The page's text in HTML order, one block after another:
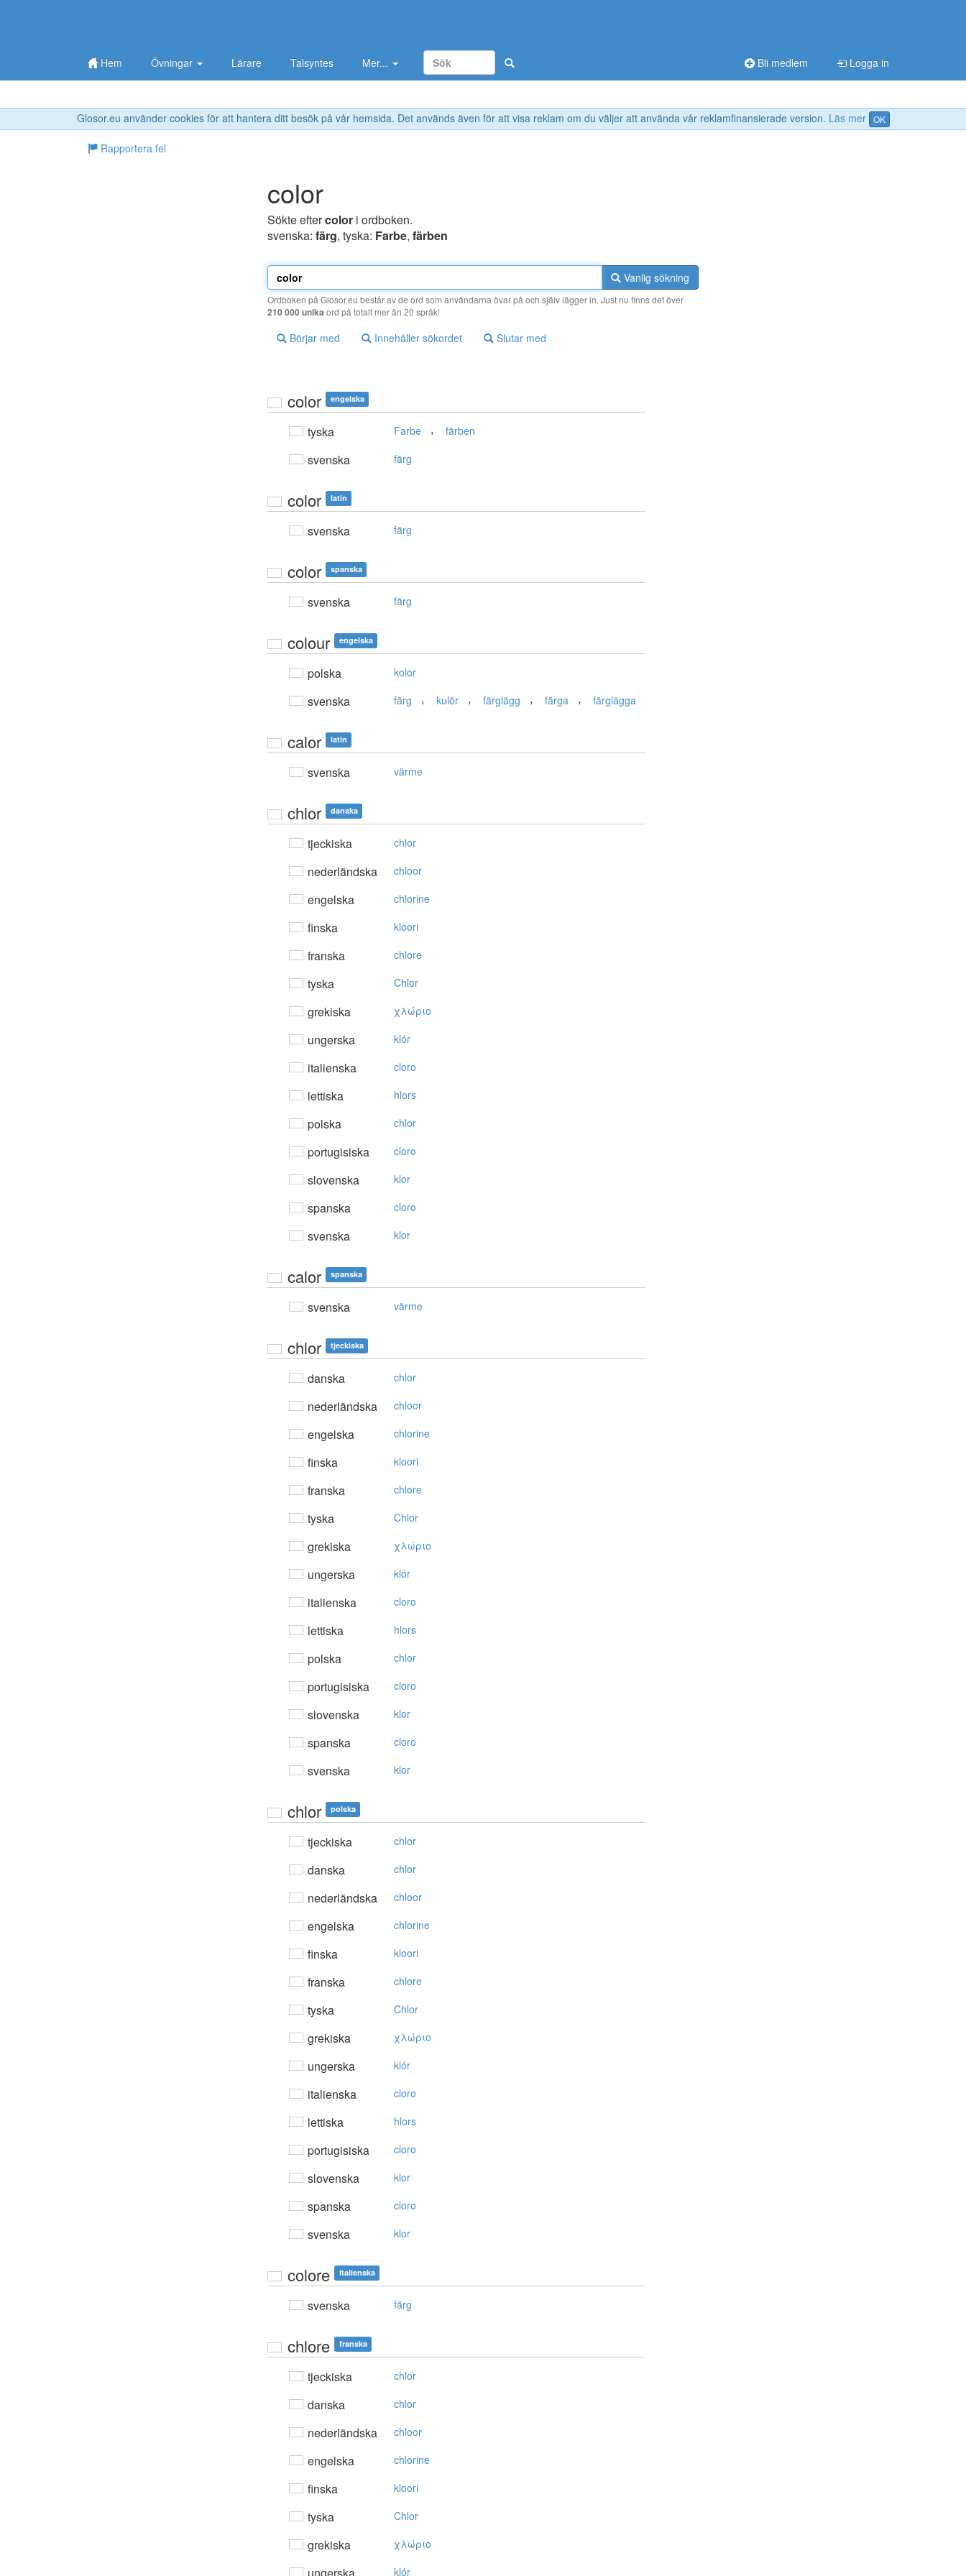
Glosor.eu använder cookies för att hantera ditt besök på vår hemsida. Det används även för att visa reklam om du väljer att använda vår reklamfinansierade version. Läs mer OK
Hem Övningar Lärare Talsyntes Mer... Bli medlem Logga in
Rapportera fel
color
Sökte eftercolor i ordboken.
svenska: färg, tyska: Farbe, färben
Vanlig sökning
Ordboken på Glosor.eu består av de ord som användarna övar på och själv lägger in. Just nu finns det över
210 000 unika ord på totalt mer än 20 språk!
Börjar med Innehåller sökordet Slutar med
color engelska
tyska Farbe , färben
svenska färg
color latin
svenska färg
color spanska
svenska färg
colour engelska
polska kolor
svenska färg , kulör , färglägg , färga , färglägga
calor latin
svenska värme
chlor danska
tjeckiska chlor
nederländska chloor
engelska chlorine
finska kloori
franska chlore
tyska Chlor
grekiska χλώριo
ungerska klór
italienska cloro
lettiska hlors
polska chlor
portugisiska cloro
slovenska klor
spanska cloro
svenska klor
calor spanska
svenska värme
chlor tjeckiska
danska chlor
nederländska chloor
engelska chlorine
finska kloori
franska chlore
tyska Chlor
grekiska χλώριo
ungerska klór
italienska cloro
lettiska hlors
polska chlor
portugisiska cloro
slovenska klor
spanska cloro
svenska klor
chlor polska
tjeckiska chlor
danska chlor
nederländska chloor
engelska chlorine
finska kloori
franska chlore
tyska Chlor
grekiska χλώριo
ungerska klór
italienska cloro
lettiska hlors
portugisiska cloro
slovenska klor
spanska cloro
svenska klor
colore italienska
svenska färg
chlore franska
tjeckiska chlor
danska chlor
nederländska chloor
engelska chlorine
finska kloori
tyska Chlor
grekiska χλώριo
klór